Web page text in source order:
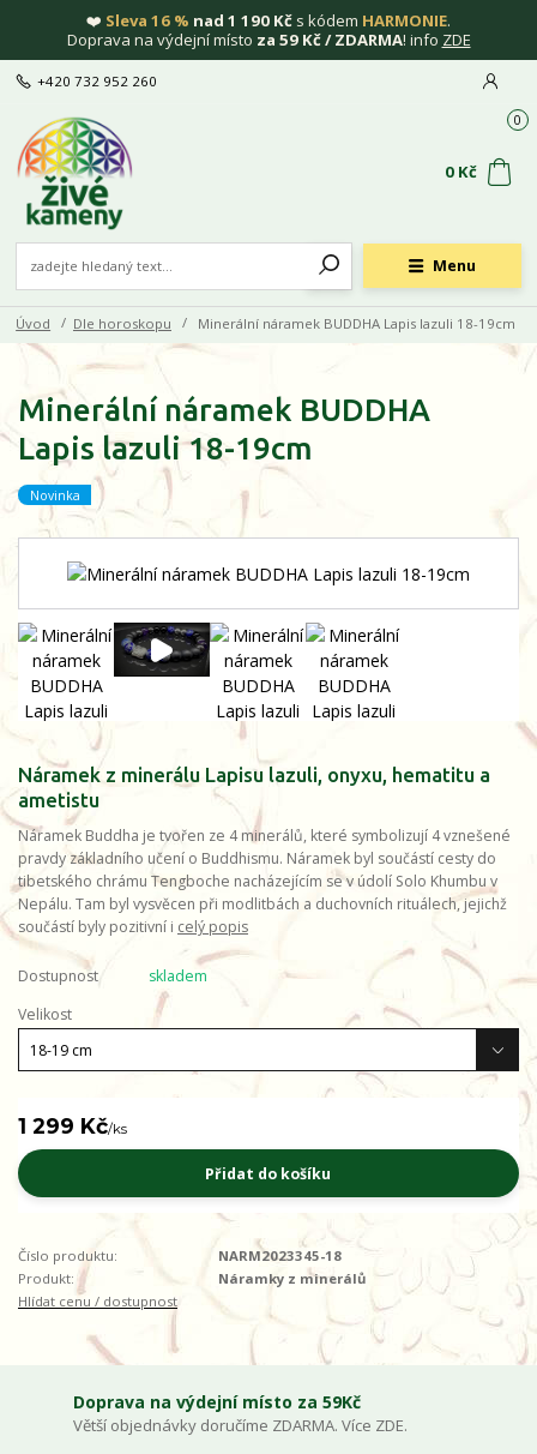
❤️ Sleva 16 % nad 1 190 Kč s kódem HARMONIE.
Doprava na výdejní místo za 59 Kč / ZDARMA! info ZDE
Menu
+420 732 952 260
0
0 Kč
Úvod Dle horoskopu Minerální náramek BUDDHA Lapis lazuli 18-19cm
Minerální náramek BUDDHA
Lapis lazuli 18-19cm
Novinka
Náramek z minerálu Lapisu lazuli, onyxu, hematitu a
ametistu
Náramek Buddha je tvořen ze 4 minerálů, které symbolizují 4 vznešené
pravdy základního učení o Buddhismu. Náramek byl součástí cesty do
tibetského chrámu Tengboche nacházejícím se v údolí Solo Khumbu v
Nepálu. Tam byl vysvěcen při modlitbách a duchovních rituálech, jejichž
součástí byly pozitivní i celý popis
Dostupnost
skladem
Velikost
1 299 Kč/ks
Přidat do košíku
Číslo produktu:
NARM2023345-18
Produkt:
Náramky z minerálů
Hlídat cenu / dostupnost
Doprava na výdejní místo za 59Kč
Větší objednávky doručíme ZDARMA. Více ZDE.